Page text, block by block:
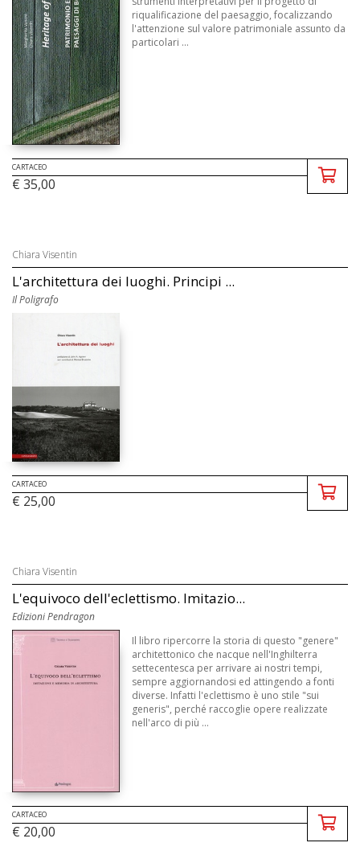
riqualificazione del paesaggio, focalizzando
l'attenzione sul valore patrimoniale assunto da
particolari ...
CARTACEO
€ 35,00
Chiara Visentin
L'architettura dei luoghi. Principi ...
Il Poligrafo
CARTACEO
€ 25,00
Chiara Visentin
L'equivoco dell'eclettismo. Imitazio...
Edizioni Pendragon
Il libro ripercorre la storia di questo "genere"
architettonico che nacque nell'Inghilterra
settecentesca per arrivare ai nostri tempi,
sempre aggiornandosi ed attingendo a fonti
diverse. Infatti l'eclettismo è uno stile "sui
generis", perché raccoglie opere realizzate
nell'arco di più ...
CARTACEO
€ 20,00